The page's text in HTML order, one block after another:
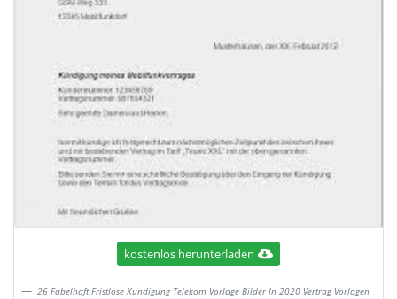
kostenlos herunterladen
26 Fabelhaft Fristlose Kundigung Telekom Vorlage Bilder In 2020 Vertrag Vorlagen